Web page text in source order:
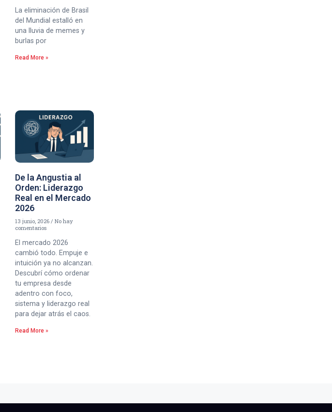
La eliminación de Brasil
del Mundial estalló en
una lluvia de memes y
burlas por
Read More »
De la Angustia al
Orden: Liderazgo
Real en el Mercado
2026
13 junio, 2026 No hay
comentarios
El mercado 2026
cambió todo. Empuje e
intuición ya no alcanzan.
Descubrí cómo ordenar
tu empresa desde
adentro con foco,
sistema y liderazgo real
para dejar atrás el caos.
Read More »